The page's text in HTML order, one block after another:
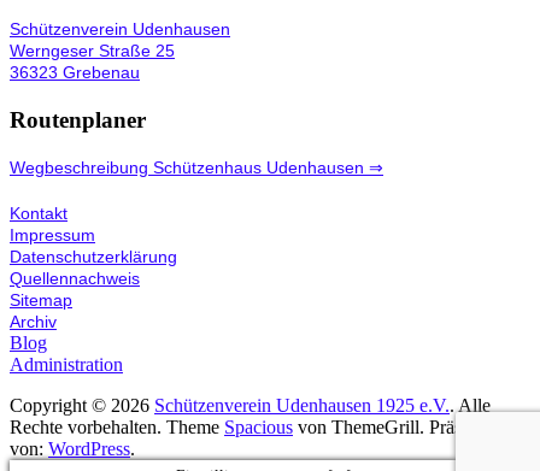
Schützenverein Udenhausen
Werngeser Straße 25
36323 Grebenau
Routenplaner
Wegbeschreibung Schützenhaus Udenhausen ⇒
Kontakt
Impressum
Datenschutzerklärung
Quellennachweis
Sitemap
Archiv
Blog
Administration
Copyright © 2026 Schützenverein Udenhausen 1925 e.V.. Alle
Rechte vorbehalten. Theme Spacious von ThemeGrill. Präsentiert
von: WordPress.